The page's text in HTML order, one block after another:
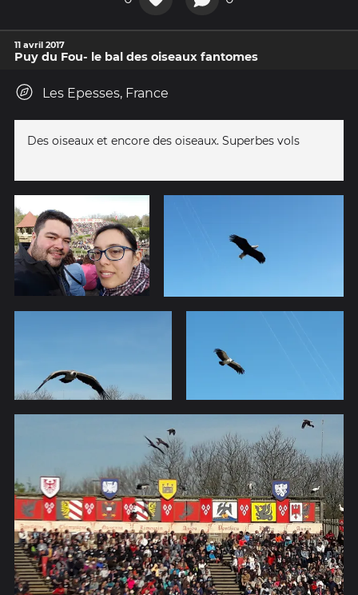
11 avril 2017
Puy du Fou- le bal des oiseaux fantomes
Les Epesses, France
Des oiseaux et encore des oiseaux. Superbes vols